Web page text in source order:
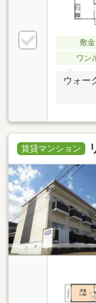
敷
ワン
ウォー
賃貸マンション